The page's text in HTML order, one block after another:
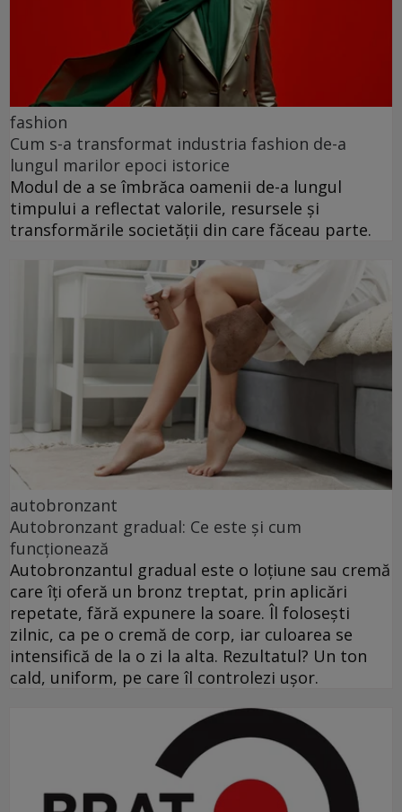
fashion
Cum s-a transformat industria fashion de-a
lungul marilor epoci istorice
Modul de a se îmbrăca oamenii de-a lungul
timpului a reflectat valorile, resursele și
transformările societății din care făceau parte.
autobronzant
Autobronzant gradual: Ce este și cum
funcționează
Autobronzantul gradual este o loțiune sau cremă
care îți oferă un bronz treptat, prin aplicări
repetate, fără expunere la soare. Îl folosești
zilnic, ca pe o cremă de corp, iar culoarea se
intensifică de la o zi la alta. Rezultatul? Un ton
cald, uniform, pe care îl controlezi ușor.